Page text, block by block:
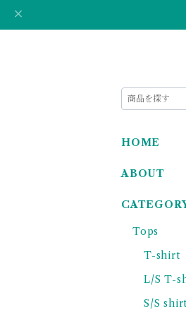
HOME
ABOUT
Tops
T-shirt
L/S T-
S/S shirt